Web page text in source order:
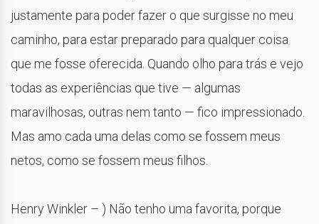
justamente para poder fazer o que surgisse no meu
caminho, para estar preparado para qualquer coisa
que me fosse oferecida. Quando olho para trás e vejo
todas as experiências que tive — algumas
maravilhosas, outras nem tanto — fico impressionado.
Mas amo cada uma delas como se fossem meus
netos, como se fossem meus filhos.
Henry Winkler – ) Não tenho uma favorita, porque